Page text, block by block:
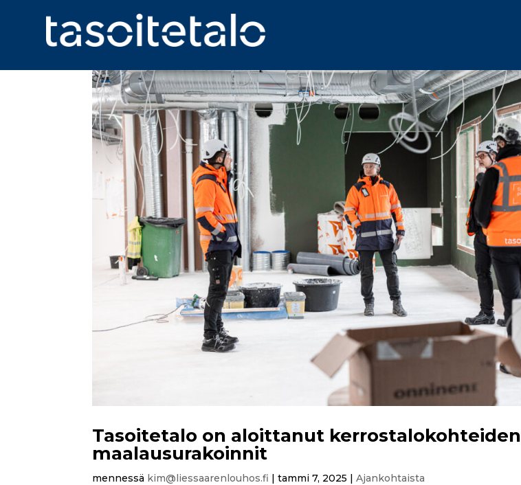
Tasoitetalo on aloittanut kerrostalokohteiden
maalausurakoinnit
mennessä kim@liessaarenlouhos.fi |tammi 7, 2025 |Ajankohtaista